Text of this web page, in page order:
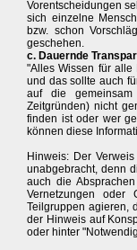
Vorentscheidungen
sich einzelne
bzw. schon
geschehen.
c. Dauernde
"Alles Wissen für alle
und das sollte auch
auf die
Zeitgründen) nicht
finden ist oder wer
können diese
Hinweis: Der
unabgebracht, denn
auch die
Vernetzungen oder
Teilgruppen agieren,
der Hinweis auf
oder hinter